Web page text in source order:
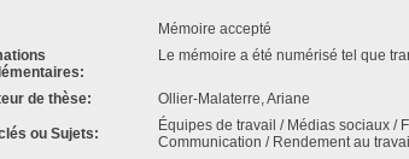
Mémoire accepté
Le mémoire a été numérisé tel que
de thèse: Ollier-Malaterre, Ariane
ou Sujets:
Équipes de travail / Médias sociaux /
Communication / Rendement au travail